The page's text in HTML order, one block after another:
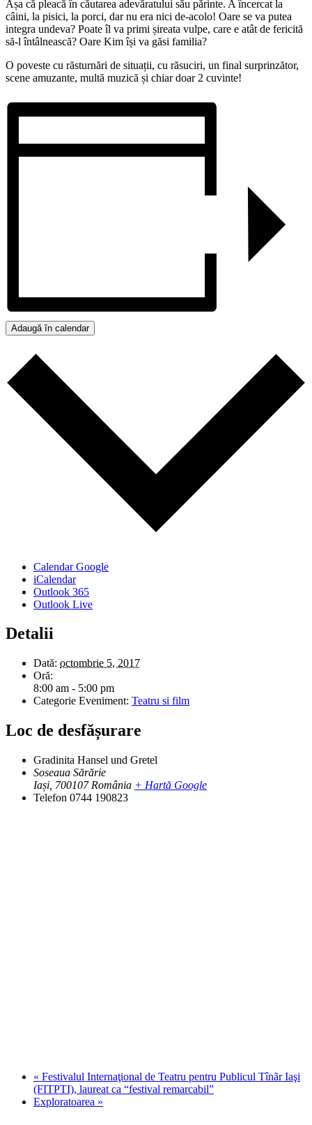
Așa că pleacă în căutarea adevăratului său părinte. A încercat la
câini, la pisici, la porci, dar nu era nici de-acolo! Oare se va putea
integra undeva? Poate îl va primi șireata vulpe, care e atât de fericită
să-l întâlnească? Oare Kim își va găsi familia?
O poveste cu răsturnări de situații, cu răsuciri, un final surprinzător,
scene amuzante, multă muzică și chiar doar 2 cuvinte!
Adaugă în calendar
Calendar Google
iCalendar
Outlook 365
Outlook Live
Detalii
Dată: octombrie 5, 2017
Oră:
8:00 am - 5:00 pm
Categorie Eveniment: Teatru si film
Loc de desfășurare
Gradinita Hansel und Gretel
Soseaua Sărărie
Iași 700107 România + Hartă Google
Telefon 0744 190823
« Festivalul Internaţional de Teatru pentru Publicul Tînãr Iaşi
(FITPTI), laureat ca “festival remarcabil”
Exploratoarea »